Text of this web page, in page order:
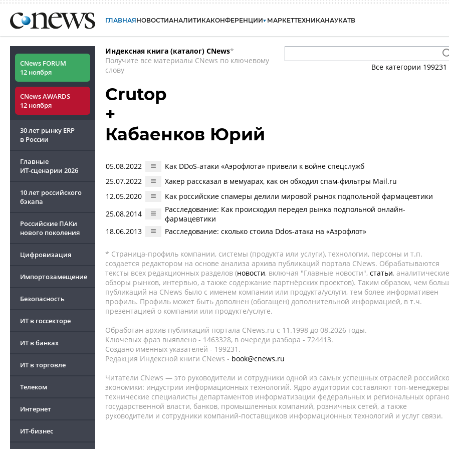
ГЛАВНАЯНОВОСТИАНАЛИТИКАКОНФЕРЕНЦИИ МАРКЕТТЕХНИКАНАУКАТВ
CNews FORUM
12 ноября
CNews AWARDS
12 ноября
30 лет рынку ERP
в России
Главные
ИТ-сценарии 2026
10 лет российского
бэкапа
Российские ПАКи
нового поколения
Цифровизация
Импортозамещение
Безопасность
ИТ в госсекторе
ИТ в банках
ИТ в торговле
Телеком
Интернет
ИТ-бизнес
Индексная книга (каталог) CNews*
Получите все материалы CNews по ключевому
слову
Все категории 199231
Crutop
+
Кабаенков Юрий
05.08.2022
Как DDoS-атаки «Аэрофлота» привели к войне спецслужб
25.07.2022
Хакер рассказал в мемуарах, как он обходил спам-фильтры Mail.ru
12.05.2020
Как российские спамеры делили мировой рынок подпольной фармацевтики
25.08.2014
Расследование: Как происходил передел рынка подпольной онлайн-
фармацевтики
18.06.2013
Расследование: сколько стоила Ddos-атака на «Аэрофлот»
* Страница-профиль компании, системы (продукта или услуги), технологии, персоны и т.п.
создается редактором на основе анализа архива публикаций портала CNews. Обрабатываются
тексты всех редакционных разделов (новости, включая "Главные новости", статьи, аналитические
обзоры рынков, интервью, а также содержание партнёрских проектов). Таким образом, чем
публикаций на CNews было с именем компании или продукта/услуги, тем более информативен
профиль. Профиль может быть дополнен (обогащен) дополнительной информацией, в т.ч.
презентацией о компании или продукте/услуге.
Обработан архив публикаций портала CNews.ru c 11.1998 до 08.2026 годы.
Ключевых фраз выявлено - 1463328, в очереди разбора - 724413.
Создано именных указателей - 199231.
Редакция Индексной книги CNews - book@cnews.ru
Читатели CNews — это руководители и сотрудники одной из самых успешных отраслей
экономики: индустрии информационных технологий. Ядро аудитории составляют топ-
технические специалисты департаментов информатизации федеральных и региональных
государственной власти, банков, промышленных компаний, розничных сетей, а также
руководители и сотрудники компаний-поставщиков информационных технологий и услуг связи.